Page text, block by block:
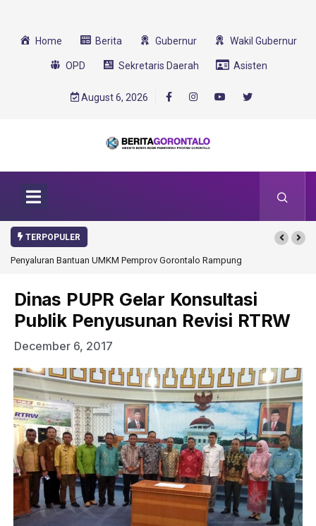
Home Berita Gubernur Wakil Gubernur
OPD Sekretaris Daerah Asisten
August 6, 2026
TERPOPULER
Gorontalo Ikut Dukung Program SMA Unggul Garuda
Dinas PUPR Gelar Konsultasi
Publik Penyusunan Revisi RTRW
December 6, 2017